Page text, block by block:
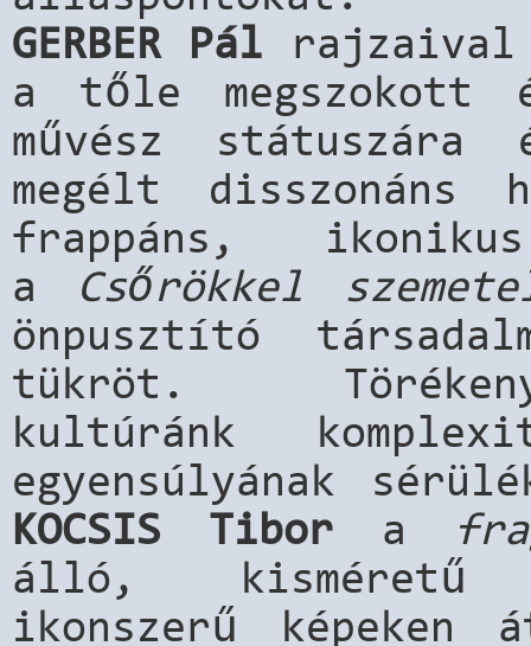
GERBER Pál rajzaival
a tőle megszokott
művész státuszára
megélt disszonáns
frappáns,
a Csőrökkel
önpusztító
tükröt.
kultúránk
egyensúlyának
KOCSIS Tibor a
álló, kisméretű
ikonszerű